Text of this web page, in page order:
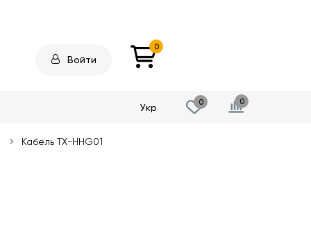
Войти
0
Укр
0 0
Кабель TX-HHG01